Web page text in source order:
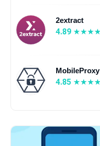
2extract
4.89
MobileProxy
4.85